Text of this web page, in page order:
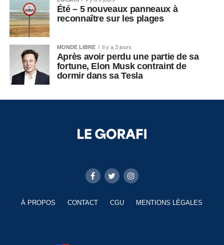
Été – 5 nouveaux panneaux à
reconnaître sur les plages
MONDE LIBRE Il y a 3 jours
Après avoir perdu une partie de sa
fortune, Elon Musk contraint de
dormir dans sa Tesla
À PROPOS CONTACT CGU MENTIONS LÉGALES